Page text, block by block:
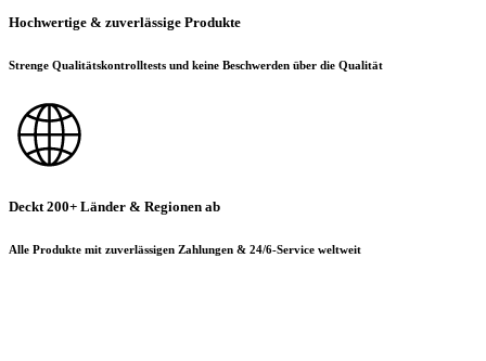
Hochwertige & zuverlässige Produkte
Strenge Qualitätskontrolltests und keine Beschwerden über die Qualität
Deckt 200+ Länder & Regionen ab
Alle Produkte mit zuverlässigen Zahlungen & 24/6-Service weltweit